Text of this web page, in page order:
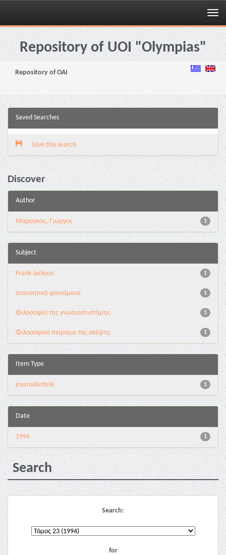
Skip
navigationRepository of UOI "Olympias"
Repository of OAI
Saved Searches
Save this search
Discover
Author
1
Μαραγκός, Γιώργος
Subject
1
Frank Jackson
1
Διανοητικά φαινόμενα
1
Φιλοσοφία της γνωσιοεπιστήμης
1
Φιλοσοφικό πείραμα της σκέψης
Item Type
1
journalArticle
Date
1
1994
Search
Search:
for